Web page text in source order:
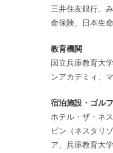
三井住友銀行、
命保険、日本生
教育機関
国立兵庫教育大
ンアカデミィ、
宿泊施設・ゴル
ホテル・ザ・ネ
ビン（ネスタリ
ア、兵庫教育大